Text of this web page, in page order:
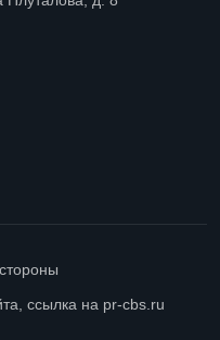
ссылка на pr-cbs.ru